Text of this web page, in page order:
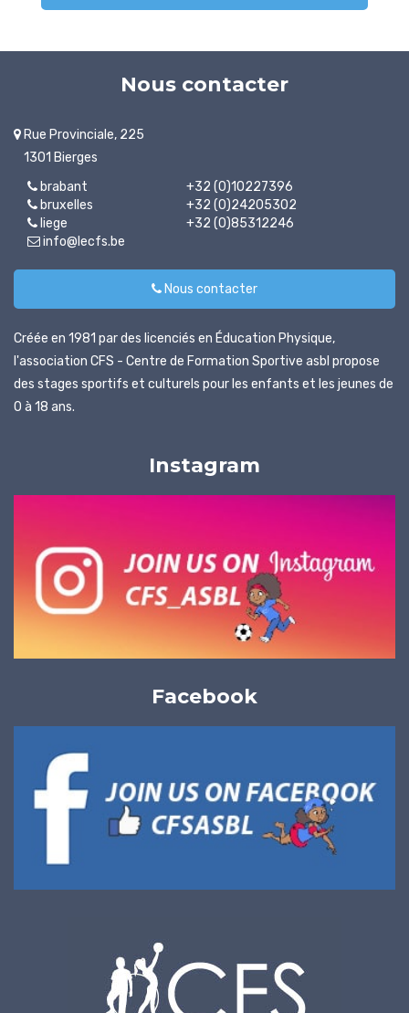
Nous contacter
Rue Provinciale, 225
1301 Bierges
brabant
+32 (0)10227396
bruxelles
+32 (0)24205302
liege
+32 (0)85312246
info@lecfs.be
Nous contacter
Créée en 1981 par des licenciés en Éducation Physique,
l'association CFS - Centre de Formation Sportive asbl propose
des stages sportifs et culturels pour les enfants et les jeunes de
0 à 18 ans.
Instagram
Facebook